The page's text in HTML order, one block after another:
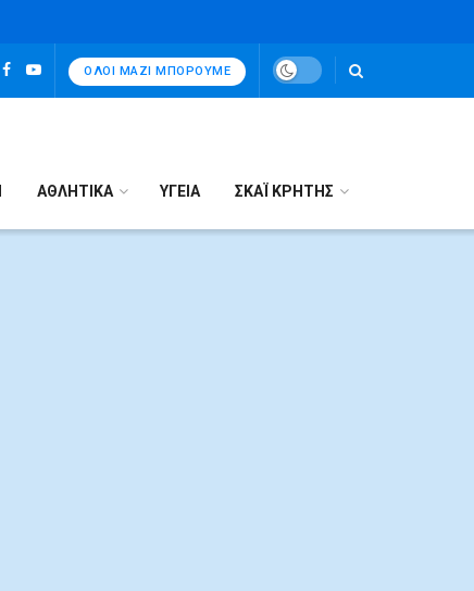
ΌΛΟΙ ΜΑΖΊ ΜΠΟΡΟΎΜΕ
ΑΘΛΗΤΙΚΑ ΥΓΕΙΑ ΣΚΑΪ ΚΡΗΤΗΣ